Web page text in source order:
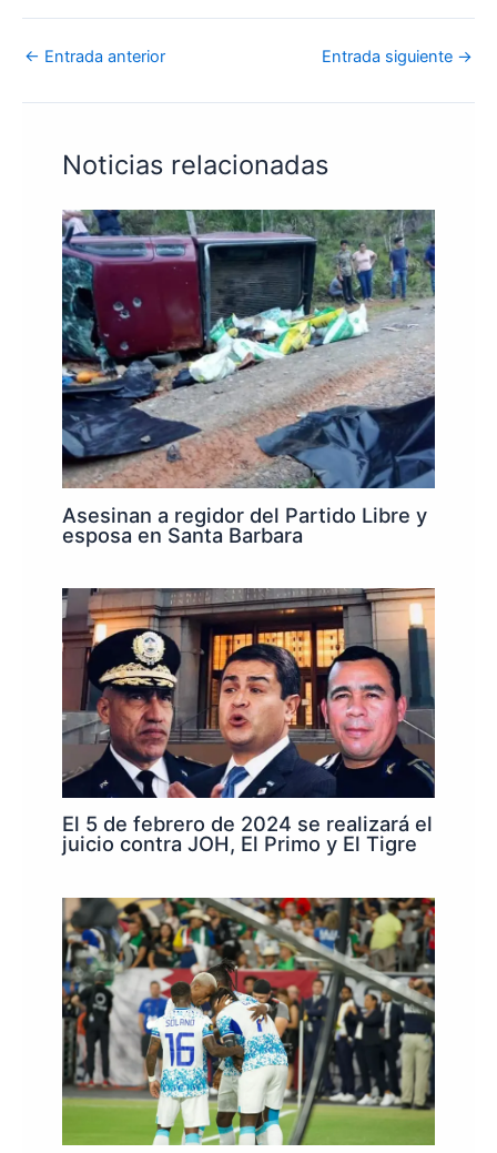
← Entrada anterior Entrada siguiente →
Noticias relacionadas
Asesinan a regidor del Partido Libre y
esposa en Santa Barbara
El 5 de febrero de 2024 se realizará el
juicio contra JOH, El Primo y El Tigre